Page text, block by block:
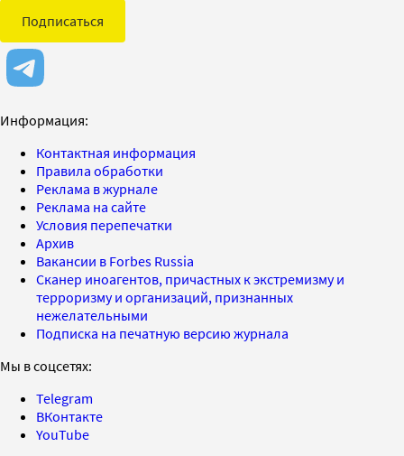
Подписаться
Информация:
Контактная информация
Правила обработки
Реклама в журнале
Реклама на сайте
Условия перепечатки
Архив
Вакансии в Forbes Russia
Сканер иноагентов, причастных к экстремизму и
терроризму и организаций, признанных
нежелательными
Подписка на печатную версию журнала
Мы в соцсетях:
Telegram
ВКонтакте
YouTube